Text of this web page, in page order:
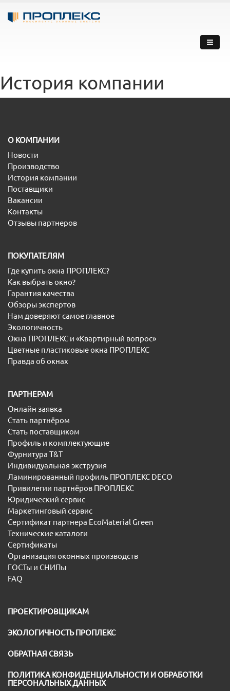
История компании
O КОМПАНИИ
Новости
Производство
История компании
Поставщики
Вакансии
Контакты
Отзывы партнеров
ПОКУПАТЕЛЯМ
Где купить окна ПРОПЛЕКС?
Как выбрать окно?
Гарантия качества
Обзоры экспертов
Нам доверяют самое главное
Экологичность
Окна ПРОПЛЕКС и «Квартирный вопрос»
Цветные пластиковые окна ПРОПЛЕКС
Правда об окнах
ПАРТНЕРАМ
Онлайн заявка
Стать партнёром
Стать поставщиком
Профиль и комплектующие
Фурнитура T&T
Индивидуальная экструзия
Ламинированный профиль ПРОПЛЕКС DECO
Привилегии партнёров ПРОПЛЕКС
Юридический сервис
Маркетинговый сервис
Сертификат партнера EcoMaterial Green
Технические каталоги
Сертификаты
Организация оконных производств
ГОСТы и СНИПы
FAQ
ПРОЕКТИРОВЩИКАМ
ЭКОЛОГИЧНОСТЬ ПРОПЛЕКС
ОБРАТНАЯ СВЯЗЬ
ПОЛИТИКА КОНФИДЕНЦИАЛЬНОСТИ И ОБРАБОТКИ
ПЕРСОНАЛЬНЫХ ДАННЫХ